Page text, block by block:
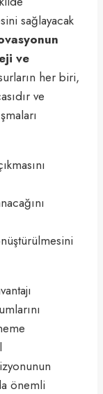
sağlayacak
ve
her biri,
ve
önemli